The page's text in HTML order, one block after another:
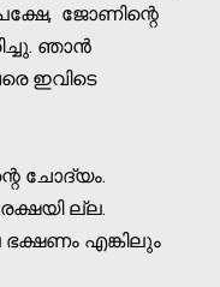
ജോണിന്റെ
ഞാന്‍
ഇവിടെ
ചോദ്യം.
ല്ല.
ഭക്ഷണം എങ്കിലും